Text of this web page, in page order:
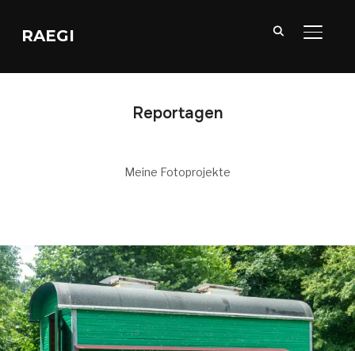
RAEGI
Reportagen
Meine Fotoprojekte